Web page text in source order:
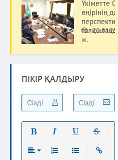
Үкіметте
өңірінің
талқыланды
20.01.23
ж.
ПІКІР ҚАЛДЫРУ